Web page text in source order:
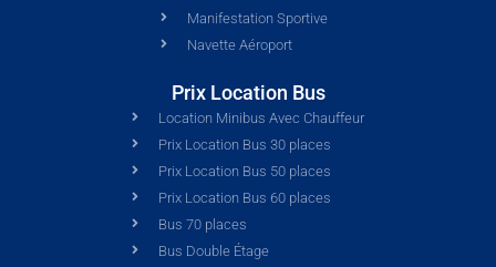
Manifestation Sportive
Navette Aéroport
Prix Location Bus
Location Minibus Avec Chauffeur
Prix Location Bus 30 places
Prix Location Bus 50 places
Prix Location Bus 60 places
Bus 70 places
Bus Double Étage